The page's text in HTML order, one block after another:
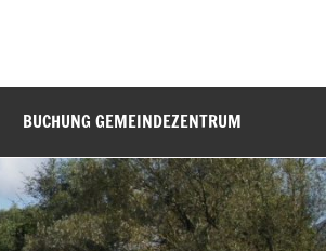
BUCHUNG GEMEINDEZENTRUM